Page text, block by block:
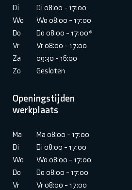
Di
Di 08:00 - 17:00
Wo
Wo 08:00 - 17:00
Do
Do 08:00 - 17:00*
Vr
Vr 08:00 - 17:00
Za
09:30 - 16:00
Zo
Gesloten
Openingstijden
werkplaats
Ma
Ma 08:00 - 17:00
Di
Di 08:00 - 17:00
Wo
Wo 08:00 - 17:00
Do
Do 08:00 - 17:00
Vr
Vr 08:00 - 17:00